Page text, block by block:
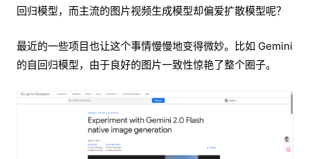
回归模型，而主流的图片视频生成模型却偏爱扩散模型呢？
最近的一些项目也让这个事情慢慢地变得微妙。比如 Gemini
的自回归模型，由于良好的图片一致性惊艳了整个圈子。